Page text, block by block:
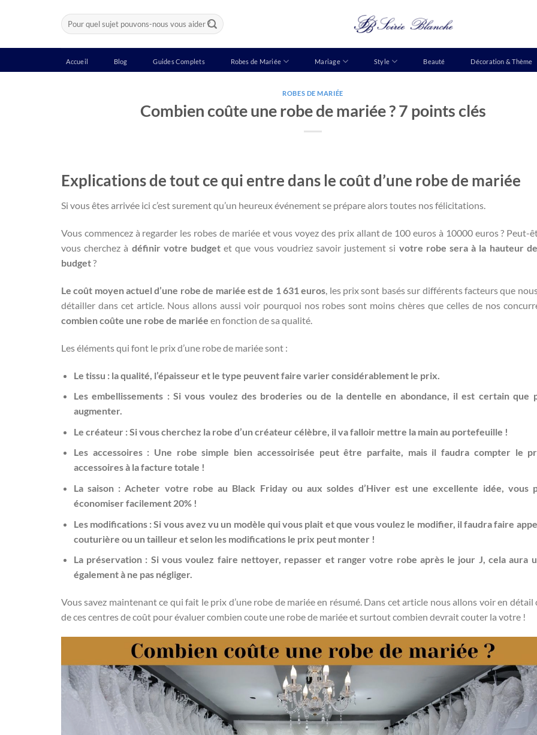
Recherche
pour :
Accueil Blog Guides Complets Robes de Mariée Mariage Style Beauté Décoration & Thème
ROBES DE MARIÉE
Combien coûte une robe de mariée ? 7 points clés
Explications de tout ce qui entre dans le coût d’une robe de mariée
Si vous êtes arrivée ici c’est surement qu’un heureux événement se prépare alors toutes nos félicitations.
Vous commencez à regarder les robes de mariée et vous voyez des prix allant de 100 euros à 10000 euros ? Peut-
vous cherchez à définir votre budget et que vous voudriez savoir justement si votre robe sera à la hauteur
budget?
Le coût moyen actuel d’une robe de mariée est de 1 631 euros, les prix sont basés sur différents facteurs que
détailler dans cet article. Nous allons aussi voir pourquoi nos robes sont moins chères que celles de nos
combien coûte une robe de mariée en fonction de sa qualité.
Les éléments qui font le prix d’une robe de mariée sont :
Le tissu : la qualité, l’épaisseur et le type peuvent faire varier considérablement le prix.
Les embellissements : Si vous voulez des broderies ou de la dentelle en abondance, il est certain que
augmenter.
Le créateur : Si vous cherchez la robe d’un créateur célèbre, il va falloir mettre la main au portefeuille !
Les accessoires : Une robe simple bien accessoirisée peut être parfaite, mais il faudra compter le
accessoires à la facture totale !
La saison : Acheter votre robe au Black Friday ou aux soldes d’Hiver est une excellente idée, vous
économiser facilement 20% !
Les modifications : Si vous avez vu un modèle qui vous plait et que vous voulez le modifier, il faudra faire
couturière ou un tailleur et selon les modifications le prix peut monter !
La préservation : Si vous voulez faire nettoyer, repasser et ranger votre robe après le jour J, cela aura
également à ne pas négliger.
Vous savez maintenant ce qui fait le prix d’une robe de mariée en résumé. Dans cet article nous allons voir en détail
de ces centres de coût pour évaluer combien coute une robe de mariée et surtout combien devrait couter la votre !